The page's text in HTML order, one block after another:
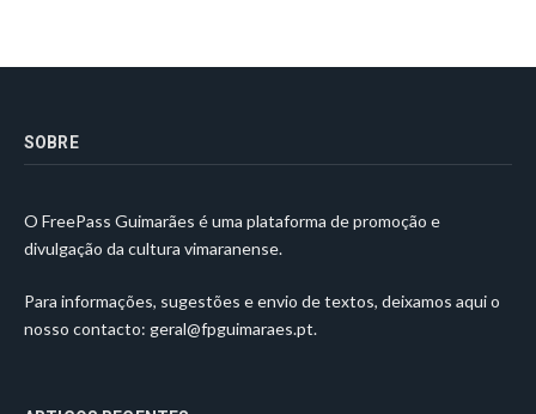
SOBRE
O FreePass Guimarães é uma plataforma de promoção e
divulgação da cultura vimaranense.
Para informações, sugestões e envio de textos, deixamos aqui o
nosso contacto: geral@fpguimaraes.pt.